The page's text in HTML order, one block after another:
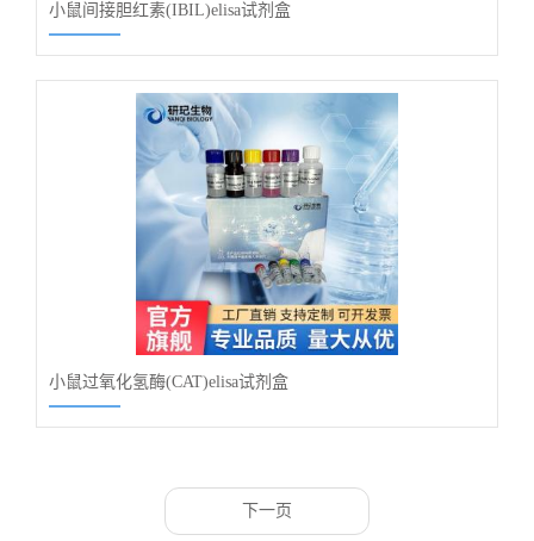
小鼠间接胆红素(IBIL)elisa试剂盒
小鼠过氧化氢酶(CAT)elisa试剂盒
下一页